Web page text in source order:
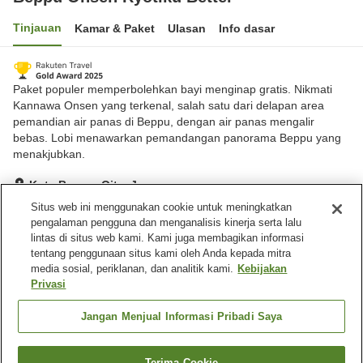
Tinjauan Kamar & Paket Ulasan Info dasar
Paket populer memperbolehkan bayi menginap gratis. Nikmati
Kannawa Onsen yang terkenal, salah satu dari delapan area
pemandian air panas di Beppu, dengan air panas mengalir
bebas. Lobi menawarkan pemandangan panorama Beppu yang
menakjubkan.
Kota Beppu, Oita, Jepang
Lihat di peta
Hebat Ulasan:283
Fasilitas properti
Tempat parkir
Restoran
Mesin penjual otomatis
Situs web ini menggunakan cookie untuk meningkatkan
pengalaman pengguna dan menganalisis kinerja serta lalu
lintas di situs web kami. Kami juga membagikan informasi
tentang penggunaan situs kami oleh Anda kepada mitra
media sosial, periklanan, dan analitik kami. Kebijakan
Privasi
Jangan Menjual Informasi Pribadi Saya